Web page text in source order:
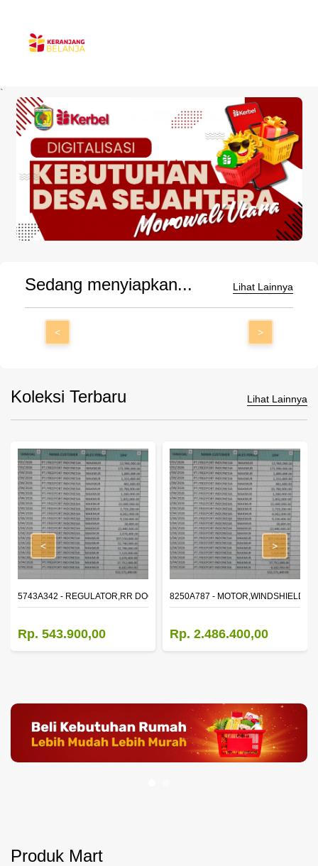
`
Sedang menyiapkan... Lihat Lainnya
< >
Koleksi Terbaru Lihat Lainnya
WINDOW,LH
5743A342 - REGULATOR,RR DOOR WINDOW,RH
Rp. 543.900,00
8250A787 - MOTOR,WINDSHIELD
Rp. 2.486.400,00
< >
Produk Mart